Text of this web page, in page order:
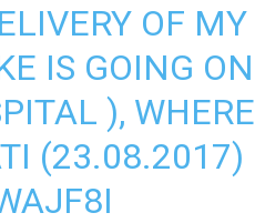
OF MY
IS GOING ON
), WHERE
(23.08.2017)